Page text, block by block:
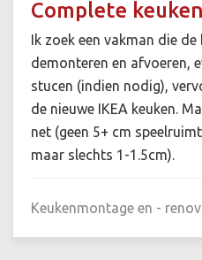
Complete
Ik zoek een vakman die
demonteren en afvoeren,
stucen (indien nodig),
de nieuwe IKEA keuken.
net (geen 5+ cm
maar slechts 1-1.5cm).
Keukenmontage en -